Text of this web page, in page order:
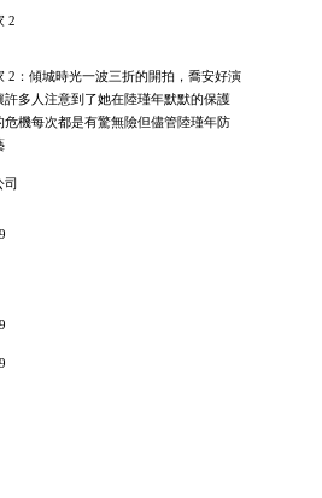
2
2：傾城時光一波三折的開拍，喬安好演
許多人注意到了她在陸瑾年默默的保護
危機每次都是有驚無險但儘管陸瑾年防
司